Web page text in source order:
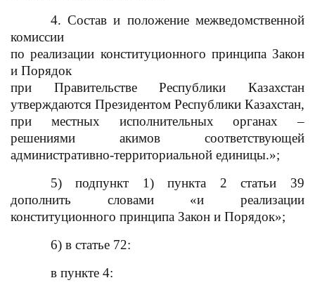
4. Состав и положение межведомственной
комиссии
по реализации конституционного принципа Закон
и Порядок
при Правительстве Республики Казахстан
утверждаются Президентом Республики Казахстан,
при местных исполнительных органах –
решениями акимов соответствующей
административно-территориальной единицы.»;
5) подпункт 1) пункта 2 статьи 39
дополнить словами «и реализации
конституционного принципа Закон и Порядок»;
6) в статье 72:
в пункте 4: